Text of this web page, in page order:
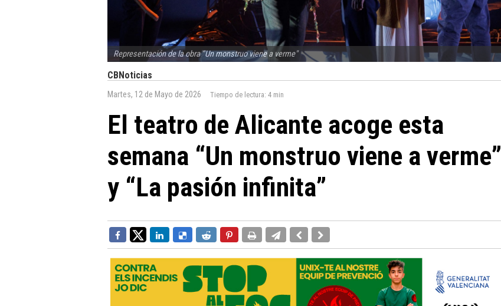
Representación de la obra "Un monstruo viene a verme"
CBNoticias
Martes, 12 de Mayo de 2026 Tiempo de lectura: 4 min
El teatro de Alicante acoge esta
semana “Un monstruo viene a verme”
y “La pasión infinita”